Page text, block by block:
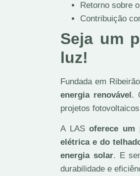
Retorno sobre
Contribuição
Seja um
luz!
Fundada em
energia renovável.
projetos
A LASoferece um
elétrica e do
energia solar. E
durabilidade e